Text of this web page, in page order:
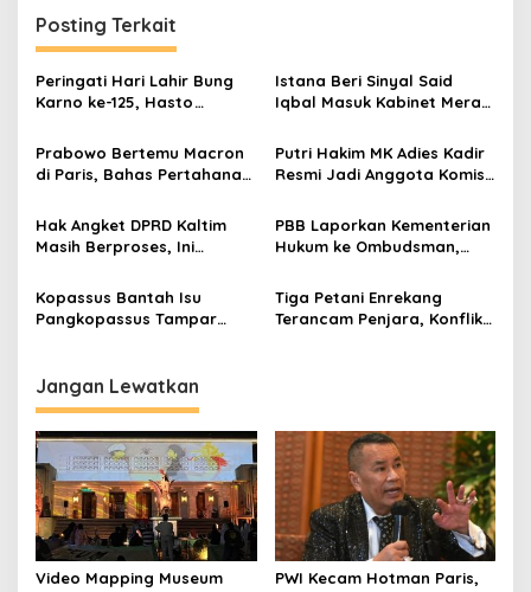
Posting Terkait
Peringati Hari Lahir Bung
Karno ke-125, Hasto
Semangat Pembebasan
Istana Beri Sinyal Said
Iqbal Masuk Kabinet Merah
Ketenagakerjaan?
Prabowo Bertemu Macron
di Paris, Bahas Pertahanan
Putri Hakim MK Adies Kadir
Resmi Jadi Anggota Komisi
Rapat Bersama
Mendikdasmen
Hak Angket DPRD Kaltim
Masih Berproses, Ini
Baliknya
PBB Laporkan Kementerian
Hukum ke Ombudsman,
Maladministrasi
Pengesahan Kepengurusan
Kopassus Bantah Isu
Pangkopassus Tampar
Tiga Petani Enrekang
Terancam Penjara, Konflik
Jangan Lewatkan
Video Mapping Museum
PWI Kecam Hotman Paris,